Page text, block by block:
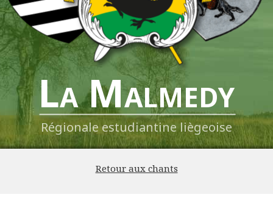
La Malmedy
Régionale estudiantine liègeoise
Retour aux chants